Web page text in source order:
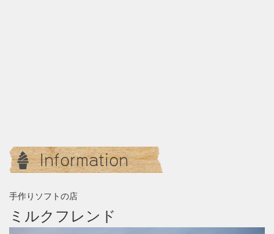
Information
手作りソフトの店
ミルクフレンド